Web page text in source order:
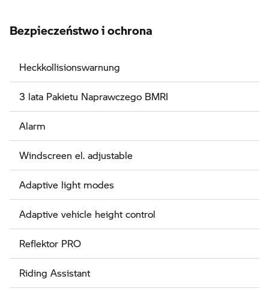
Bezpieczeństwo i ochrona
Heckkollisionswarnung
3 lata Pakietu Naprawczego BMRI
Alarm
Windscreen el. adjustable
Adaptive light modes
Adaptive vehicle height control
Reflektor PRO
Riding Assistant